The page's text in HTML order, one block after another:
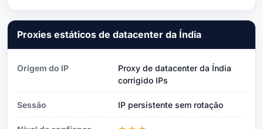
Proxies estáticos de datacenter da Índia
Origem do IP
Proxy de datacenter da Índia
corrigido IPs
Sessão IP persistente sem rotação